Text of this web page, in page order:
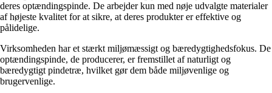
deres optændingspinde. De arbejder kun med nøje udvalgte materialer
af højeste kvalitet for at sikre, at deres produkter er effektive og
pålidelige.
Virksomheden har et stærkt miljømæssigt og bæredygtighedsfokus. De
optændingspinde, de producerer, er fremstillet af naturligt og
bæredygtigt pindetræ, hvilket gør dem både miljøvenlige og
brugervenlige.